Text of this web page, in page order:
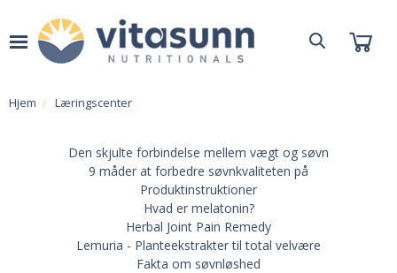
Hjem Læringscenter
Den skjulte forbindelse mellem vægt og søvn
9 måder at forbedre søvnkvaliteten på
Produktinstruktioner
Hvad er melatonin?
Herbal Joint Pain Remedy
Lemuria - Planteekstrakter til total velvære
Fakta om søvnløshed